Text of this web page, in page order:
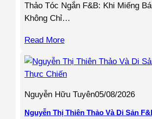
Thảo Tóc Ngắn F&B: Khi Miếng
Không Chỉ…
Read More
Nguyễn Hữu Tuyên05/08/2026
Nguyễn Thị Thiên Thảo Và Di Sản